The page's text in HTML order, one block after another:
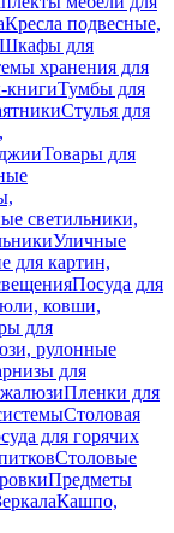
Кресла подвесные,
Шкафы для
хранения для
книгиТумбы для
Стулья для
Товары для
светильники,
Уличные
для картин,
Посуда для
ковши,
для
рулонные
для
Пленки для
Столовая
для горячих
Столовые
Предметы
Кашпо,